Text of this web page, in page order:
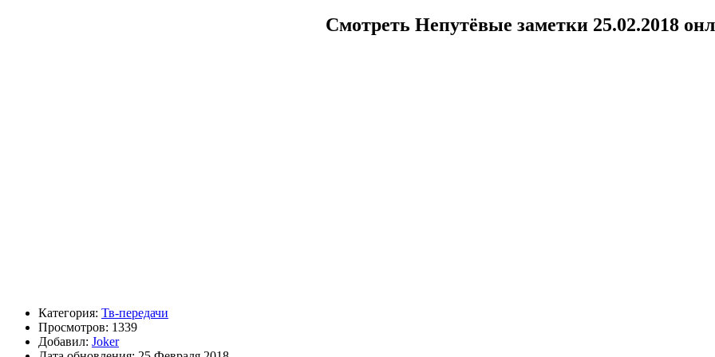
Смотреть Непутёвые заметки 25.02.2018
Категория: Тв-передачи
Просмотров: 1339
Добавил: Joker